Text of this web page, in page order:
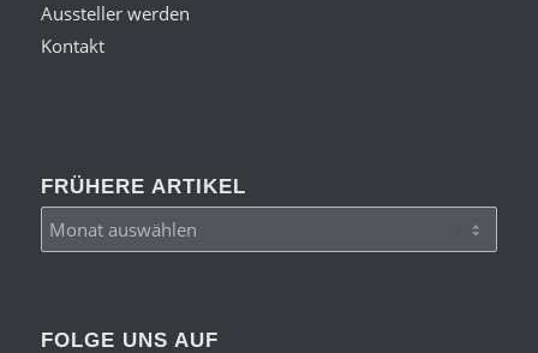
Aussteller werden
Kontakt
FRÜHERE ARTIKEL
FOLGE UNS AUF